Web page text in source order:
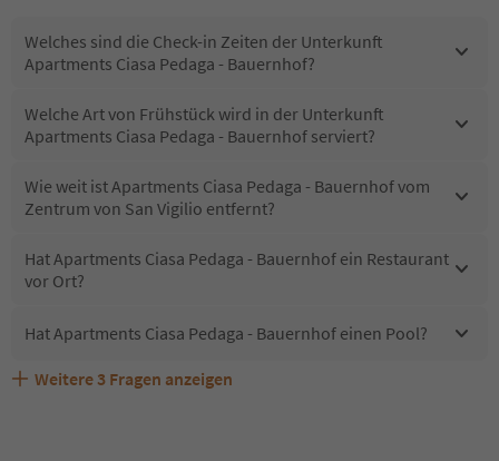
Welches sind die Check-in Zeiten der Unterkunft
Apartments Ciasa Pedaga - Bauernhof?
Welche Art von Frühstück wird in der Unterkunft
Apartments Ciasa Pedaga - Bauernhof serviert?
Wie weit ist Apartments Ciasa Pedaga - Bauernhof vom
Zentrum von San Vigilio entfernt?
Hat Apartments Ciasa Pedaga - Bauernhof ein Restaurant
vor Ort?
Hat Apartments Ciasa Pedaga - Bauernhof einen Pool?
Sind Haustiere in der Unterkunft Apartments Ciasa
Welche Services bietet Apartments Ciasa Pedaga -
Erhalten die Gäste von Apartments Ciasa Pedaga -
Weitere 3 Fragen anzeigen